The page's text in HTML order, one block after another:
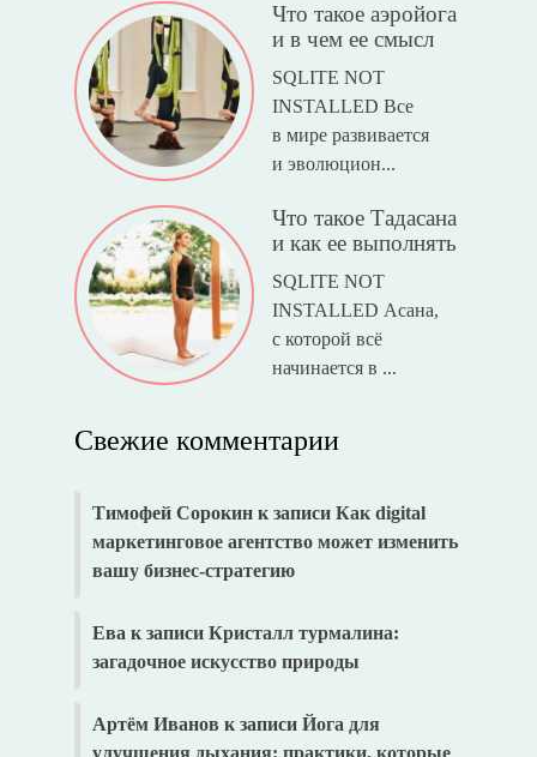
Что такое аэройога
и в чем ее смысл
SQLITE NOT
INSTALLED Все
в мире развивается
и эволюцион...
Что такое Тадасана
и как ее выполнять
SQLITE NOT
INSTALLED Асана,
с которой всё
начинается в ...
Свежие комментарии
Тимофей Сорокинк записи Как digital
маркетинговое агентство может изменить
вашу бизнес-стратегию
Ева к записи Кристалл турмалина:
загадочное искусство природы
Артём Иванов к записи Йога для